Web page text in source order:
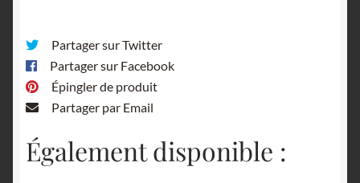
Gard.Partager sur Twitter
Partager sur Facebook
Épingler de produit
Partager par Email
Également disponible :